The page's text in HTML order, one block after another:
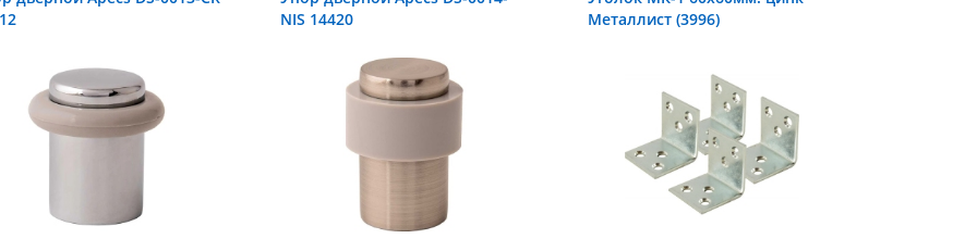
NIS 14420
Металлист (3996)